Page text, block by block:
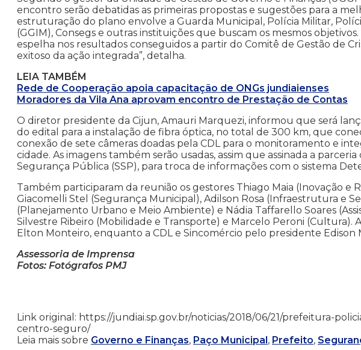
encontro serão debatidas as primeiras propostas e sugestões para a
estruturação do plano envolve a Guarda Municipal, Polícia Militar,
(GGIM), Consegs e outras instituições que buscam os mesmos
espelha nos resultados conseguidos a partir do Comitê de Gestão de
exitoso da ação integrada”, detalha.
LEIA TAMBÉM
Rede de Cooperação apoia capacitação de ONGs jundiaienses
Moradores da Vila Ana aprovam encontro de Prestação de Contas
O diretor presidente da Cijun, Amauri Marquezi, informou que será
do edital para a instalação de fibra óptica, no total de 300 km, que
conexão de sete câmeras doadas pela CDL para o monitoramento e
cidade. As imagens também serão usadas, assim que assinada a
Segurança Pública (SSP), para troca de informações com o sistema
Também participaram da reunião os gestores Thiago Maia (Inovação e
Giacomelli Stel (Segurança Municipal), Adilson Rosa (Infraestrutura e
(Planejamento Urbano e Meio Ambiente) e Nádia Taffarello Soares
Silvestre Ribeiro (Mobilidade e Transporte) e Marcelo Peroni (Cultura).
Elton Monteiro, enquanto a CDL e Sincomércio pelo presidente Edison
Assessoria de Imprensa
Fotos: Fotógrafos PMJ
Link original: https://jundiai.sp.gov.br/noticias/2018/06/21/prefeitura-
centro-seguro/
Leia mais sobre Governo e Finanças, Paço Municipal, Prefeito,